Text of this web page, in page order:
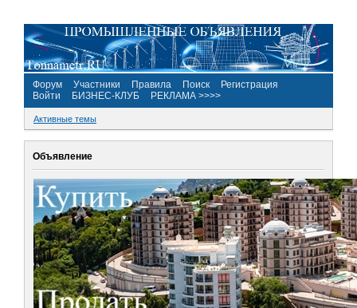
Форум Участники Правила Поиск
Регистрация
Войти
БИЗНЕС-КЛУБ РЕКЛАМА >>>>
Активные темы
Объявление